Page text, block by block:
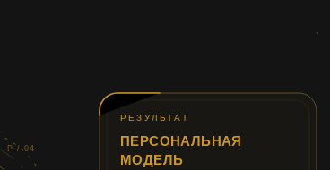
P / 04
РЕЗУЛЬТАТ
ПЕРСОНАЛЬНАЯ
МОДЕЛЬ